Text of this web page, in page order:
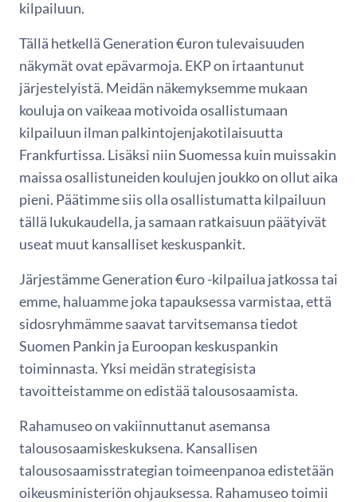
kilpailuun.
Tällä hetkellä Generation €uron tulevaisuuden
näkymät ovat epävarmoja. EKP on irtaantunut
järjestelyistä. Meidän näkemyksemme mukaan
kouluja on vaikeaa motivoida osallistumaan
kilpailuun ilman palkintojenjakotilaisuutta
Frankfurtissa. Lisäksi niin Suomessa kuin muissakin
maissa osallistuneiden koulujen joukko on ollut aika
pieni. Päätimme siis olla osallistumatta kilpailuun
tällä lukukaudella, ja samaan ratkaisuun päätyivät
useat muut kansalliset keskuspankit.
Järjestämme Generation €uro -kilpailua jatkossa tai
emme, haluamme joka tapauksessa varmistaa, että
sidosryhmämme saavat tarvitsemansa tiedot
Suomen Pankin ja Euroopan keskuspankin
toiminnasta. Yksi meidän strategisista
tavoitteistamme on edistää talousosaamista.
Rahamuseo on vakiinnuttanut asemansa
talousosaamiskeskuksena. Kansallisen
talousosaamisstrategian toimeenpanoa edistetään
oikeusministeriön ohjauksessa. Rahamuseo toimii